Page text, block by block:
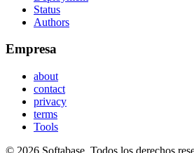
Status
Authors
Empresa
about
contact
privacy
terms
Tools
© 2026 Softabase. Todos los derechos